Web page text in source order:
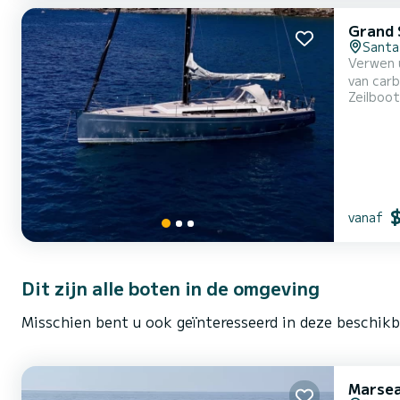
Grand
Verwen
van
Zeilboot
vanaf
Dit zijn alle boten in de omgeving
Misschien bent u ook geïnteresseerd in deze